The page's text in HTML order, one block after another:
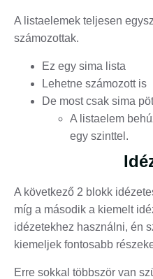
A listaelemek teljesen
számozottak.
Ez egy sima lista
Lehetne számozott is
De most csak sima
A listaelem
egy szinttel.
A következő 2 blokk
míg a második a kiemelt
idézetekhez használni, én
kiemeljek fontosabb
Erre sokkal többször van